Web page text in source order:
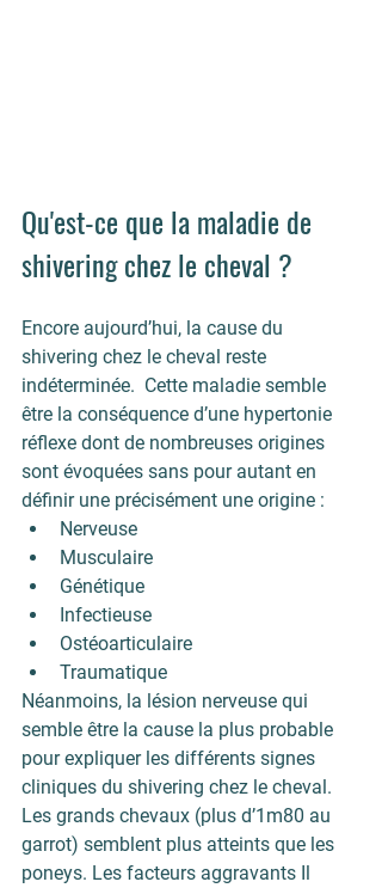
Qu'est-ce que la maladie de
shivering chez le cheval ?
Encore aujourd’hui, la cause du
shivering chez le cheval reste
indéterminée.  Cette maladie semble
être la conséquence d’une hypertonie
réflexe dont de nombreuses origines
sont évoquées sans pour autant en
définir une précisément une origine :
Nerveuse
Musculaire
Génétique
Infectieuse
Ostéoarticulaire
Traumatique
Néanmoins, la lésion nerveuse qui
semble être la cause la plus probable
pour expliquer les différents signes
cliniques du shivering chez le cheval.
Les grands chevaux (plus d’1m80 au
garrot) semblent plus atteints que les
poneys. Les facteurs aggravants Il